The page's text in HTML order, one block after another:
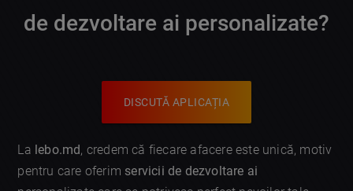
de dezvoltare ai personalizate?
DISCUTĂ APLICAȚIA
La lebo.md, credem că fiecare afacere este unică, motiv
pentru care oferim servicii de dezvoltare ai